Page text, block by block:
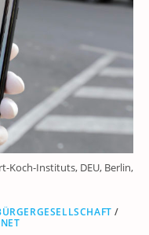
Koch-Instituts, DEU, Berlin,
/